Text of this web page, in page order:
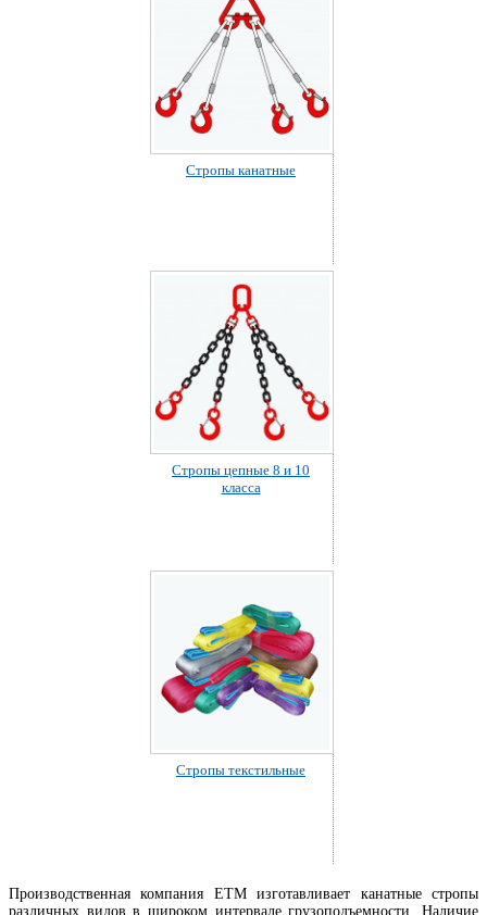
Стропы канатные
Стропы цепные 8 и 10
класса
Стропы текстильные
Производственная компания ЕТМ изготавливает канатные стропы
различных видов в широком интервале грузоподъемности. Наличие